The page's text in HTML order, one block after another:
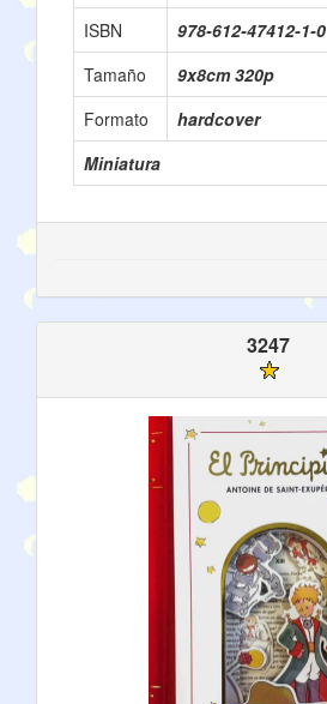
ISBN
978-612-47412-1-0
Tamaño
9x8cm 320p
Formato
hardcover
Miniatura
3247